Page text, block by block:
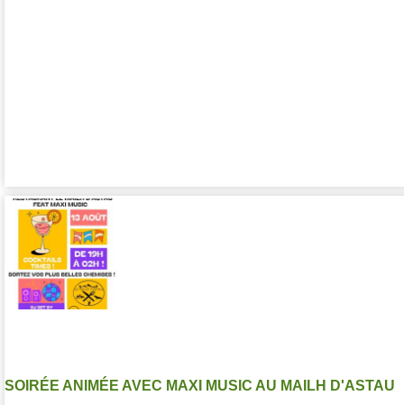
SOIRÉE ANIMÉE AVEC MAXI MUSIC AU MAILH D'ASTAU